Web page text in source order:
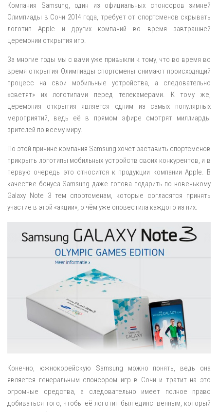
Компания Samsung, один из официальных спонсоров зимней
Олимпиады в Сочи 2014 года, требует от спортсменов скрывать
логотип Apple и других компаний во время завтрашней
церемонии открытия игр.
За многие годы мы с вами уже привыкли к тому, что во время во
время открытия Олимпиады спортсмены снимают происходящий
процесс на свои мобильные устройства, а следовательно
«светят» их логотипами перед телекамерами. К тому же,
церемония открытия является одним из самых популярных
мероприятий, ведь её в прямом эфире смотрят миллиарды
зрителей по всему миру.
По этой причине компания Samsung хочет заставить спортсменов
прикрыть логотипы мобильных устройств своих конкурентов, и в
первую очередь это относится к продукции компании Apple. В
качестве бонуса Samsung даже готова подарить по новенькому
Galaxy Note 3 тем спортсменам, которые согласятся принять
участие в этой «акции», о чём уже оповестила каждого из них.
Конечно, южнокорейскую Samsung можно понять, ведь она
является генеральным спонсором игр в Сочи и тратит на это
огромные средства, а следовательно имеет полное право
добиваться того, чтобы её логотип был единственным, который